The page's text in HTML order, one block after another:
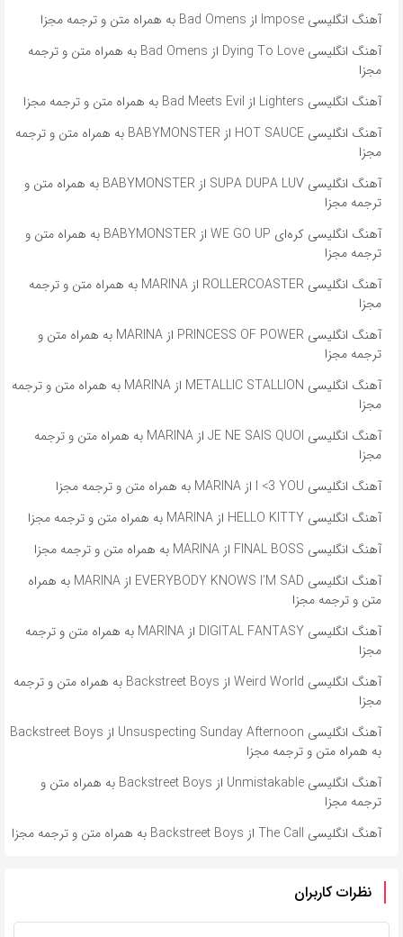
آهنگ انگلیسی Impose از Bad Omens به همراه متن و ترجمه مجزا
آهنگ انگلیسی Dying To Love از Bad Omens به همراه متن و ترجمه
مجزا
آهنگ انگلیسی Lighters از Bad Meets Evil به همراه متن و ترجمه مجزا
آهنگ انگلیسی HOT SAUCE از BABYMONSTER به همراه متن و ترجمه
مجزا
آهنگ انگلیسی SUPA DUPA LUV از BABYMONSTER به همراه متن و
ترجمه مجزا
آهنگ انگلیسی کره‌ای WE GO UP از BABYMONSTER به همراه متن و
ترجمه مجزا
آهنگ انگلیسی ROLLERCOASTER از MARINA به همراه متن و ترجمه
مجزا
آهنگ انگلیسی PRINCESS OF POWER از MARINA به همراه متن و
ترجمه مجزا
آهنگ انگلیسی METALLIC STALLION از MARINA به همراه متن و ترجمه
مجزا
آهنگ انگلیسی JE NE SAIS QUOI از MARINA به همراه متن و ترجمه
مجزا
آهنگ انگلیسی I <3 YOU از MARINA به همراه متن و ترجمه مجزا
آهنگ انگلیسی HELLO KITTY از MARINA به همراه متن و ترجمه مجزا
آهنگ انگلیسی FINAL BOSS از MARINA به همراه متن و ترجمه مجزا
آهنگ انگلیسی EVERYBODY KNOWS I’M SAD از MARINA به همراه
متن و ترجمه مجزا
آهنگ انگلیسی DIGITAL FANTASY از MARINA به همراه متن و ترجمه
مجزا
آهنگ انگلیسی Weird World از Backstreet Boys به همراه متن و ترجمه
مجزا
آهنگ انگلیسی Unsuspecting Sunday Afternoon از Backstreet Boys
به همراه متن و ترجمه مجزا
آهنگ انگلیسی Unmistakable از Backstreet Boys به همراه متن و
ترجمه مجزا
آهنگ انگلیسی The Call از Backstreet Boys به همراه متن و ترجمه مجزا
نظرات کاربران